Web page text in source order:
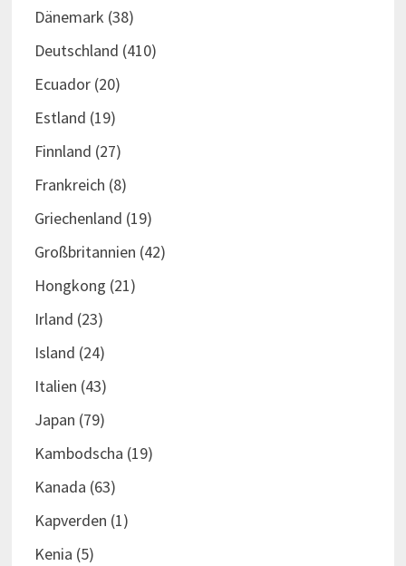
Dänemark (38)
Deutschland (410)
Ecuador(20)
Estland (19)
Finnland (27)
Frankreich (8)
Griechenland (19)
Großbritannien (42)
Hongkong (21)
Irland (23)
Island (24)
Italien (43)
Japan (79)
Kambodscha (19)
Kanada (63)
Kapverden (1)
Kenia (5)